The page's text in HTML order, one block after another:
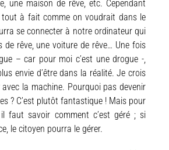
une maison de rêve, etc. Cependant
à fait comme on voudrait dans le
se connecter à notre ordinateur qui
de rêve, une voiture de rêve… Une fois
– car pour moi c’est une drogue -,
envie d’être dans la réalité. Je crois
avec la machine. Pourquoi pas devenir
? C’est plutôt fantastique ! Mais pour
faut savoir comment c’est géré ; si
le citoyen pourra le gérer.